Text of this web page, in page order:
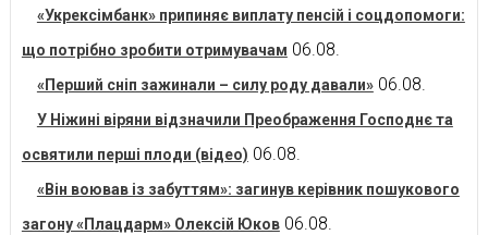
«Укрексімбанк» припиняє виплату пенсій і соцдопомоги:
що потрібно зробити отримувачам 06.08.
«Перший сніп зажинали – силу роду давали» 06.08.
У Ніжині віряни відзначили Преображення Господнє та
освятили перші плоди (відео) 06.08.
«Він воював із забуттям»: загинув керівник пошукового
загону «Плацдарм» Олексій Юков 06.08.